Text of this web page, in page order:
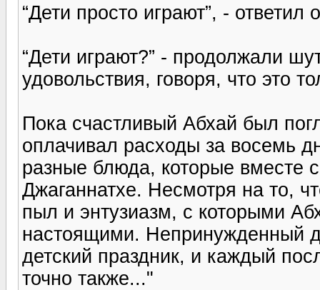
“Дети просто играют”, - ответил
“Дети играют?” - продолжали
удовольствия, говоря, что это
Пока счастливый Абхай был
оплачивал расходы за восемь
разные блюда, которые вместе
Джаганнатхе. Несмотря на то,
пыл и энтузиазм, с которыми
настоящими. Непринужденный
детский праздник, и каждый
точно также..."